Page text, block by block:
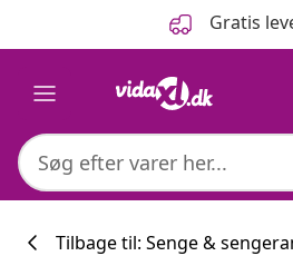
Gratis
Tilbage til: Senge &